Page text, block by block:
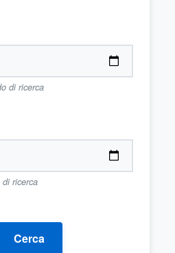
di ricerca
ricerca
Cerca